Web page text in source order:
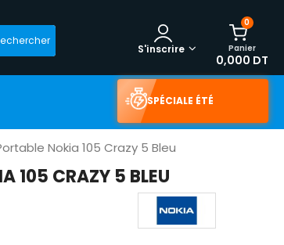
0
Panier
0,000 DT
S'inscrire
SPÉCIALE ÉTÉ
Nokia 105 Crazy 5 Bleu
105 CRAZY 5 BLEU